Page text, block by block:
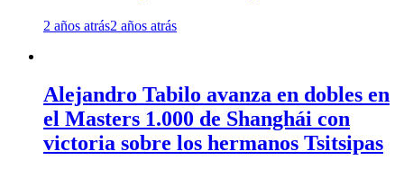
2 años atrás2 años atrás
Alejandro Tabilo avanza en dobles en
el Masters 1.000 de Shanghái con
victoria sobre los hermanos Tsitsipas